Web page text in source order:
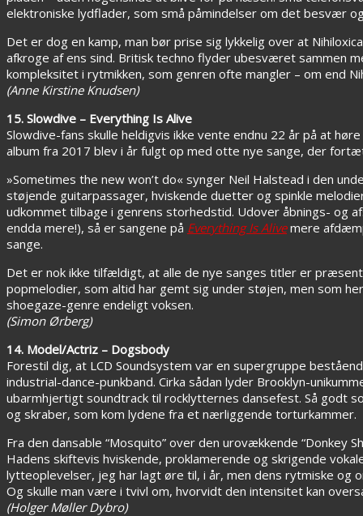
elektroniske lydflader, som små påmindelser om det besvær
Det er dog en kamp, man bør prise sig lykkelig over at
afkroge af ens sind. Britisk techno flyder ubesværet sammen
kompleksitet i rytmikken, som genren ofte mangler – om end
(Anne Kirstine Knudsen)
15. Slowdive – Everything Is Alive
Slowdive-fans skulle heldigvis ikke vente endnu 22 år på at
album fra 2017 blev i år fulgt op med otte nye sange, der
»Sometimes the new won’t do« synger Neil Halstead i den
støjende guitarpassager, hviskende duetter og spinkle
udkommet tilbage i genrens storhedstid. Udover åbnings- og
endda mere!), så er sangene på Everything Is Alivemere
sange.
Det er nok ikke tilfældigt, at alle de nye sanges titler er
popmelodier, som altid har gemt sig under støjen, men som
shoegaze-genre endeligt voksen.
(Simon Ørberg)
14. Model/Actriz – Dogsbody
Forestil dig, at LCD Soundsystem var en supergruppe
industrial-dance-punkband. Cirka sådan lyder Brooklyn-
ubarmhjertigt soundtrack til rocklytternes dansefest. Så godt
og skraber, som kom lydene fra et nærliggende torturkammer.
Fra den dansable “Mosquito” over den urovækkende “Donkey
Hadens skiftevis hviskende, proklamerende og skrigende
lytteoplevelser, jeg har lagt øre til, i år, men dens rytmiske og
Og skulle man være i tvivl om, hvorvidt den intensitet kan
(Holger Møller Dybro)